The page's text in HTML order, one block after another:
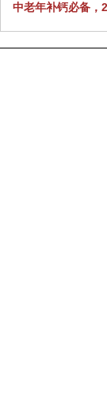
中老年补钙必备，